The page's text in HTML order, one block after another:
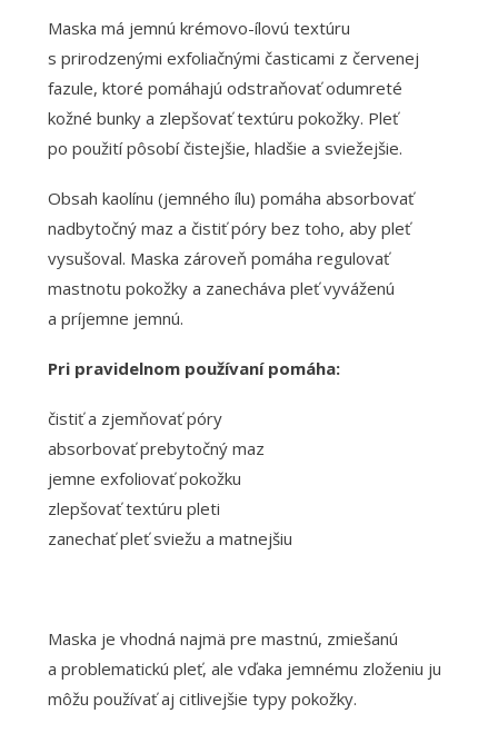
Maska má jemnú krémovo-ílovú textúru
s prirodzenými exfoliačnými časticami z červenej
fazule, ktoré pomáhajú odstraňovať odumreté
kožné bunky a zlepšovať textúru pokožky. Pleť
po použití pôsobí čistejšie, hladšie a sviežejšie.
Obsah kaolínu (jemného ílu) pomáha absorbovať
nadbytočný maz a čistiť póry bez toho, aby pleť
vysušoval. Maska zároveň pomáha regulovať
mastnotu pokožky a zanecháva pleť vyváženú
a príjemne jemnú.
Pri pravidelnom používaní pomáha:
čistiť a zjemňovať póry
absorbovať prebytočný maz
jemne exfoliovať pokožku
zlepšovať textúru pleti
zanechať pleť sviežu a matnejšiu
Maska je vhodná najmä pre mastnú, zmiešanú
a problematickú pleť, ale vďaka jemnému zloženiu ju
môžu používať aj citlivejšie typy pokožky.